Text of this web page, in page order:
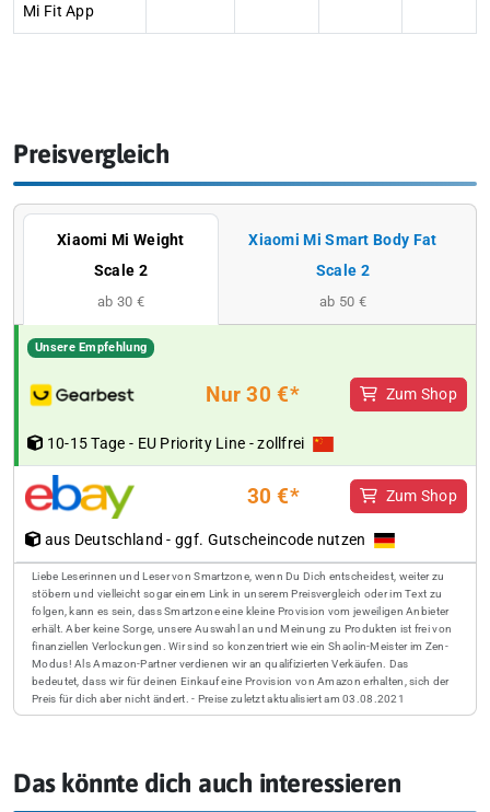
Mi Fit App
Preisvergleich
Xiaomi Mi Weight
Scale 2
ab 30 €
Xiaomi Mi Smart Body Fat
Scale 2
ab 50 €
Unsere Empfehlung
Nur 30 €* Zum Shop
10-15 Tage - EU Priority Line - zollfrei
30 €* Zum Shop
aus Deutschland - ggf. Gutscheincode nutzen
Liebe Leserinnen und Leser von Smartzone, wenn Du Dich entscheidest, weiter zu
stöbern und vielleicht sogar einem Link in unserem Preisvergleich oder im Text zu
folgen, kann es sein, dass Smartzone eine kleine Provision vom jeweiligen Anbieter
erhält. Aber keine Sorge, unsere Auswahl an und Meinung zu Produkten ist frei von
finanziellen Verlockungen. Wir sind so konzentriert wie ein Shaolin-Meister im Zen-
Modus! Als Amazon-Partner verdienen wir an qualifizierten Verkäufen. Das
bedeutet, dass wir für deinen Einkauf eine Provision von Amazon erhalten, sich der
Preis für dich aber nicht ändert. - Preise zuletzt aktualisiert am 03.08.2021
Das könnte dich auch interessieren